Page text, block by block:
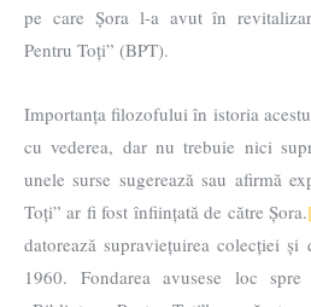
pe care Șora l-a avut în
Pentru Toți” (BPT).
Importanța filozofului în istoria
cu vederea, dar nu trebuie nici
unele surse sugerează sau afirmă
Toți” ar fi fost înființată de către Șora.
datorează supraviețuirea colecției și
1960. Fondarea avusese loc